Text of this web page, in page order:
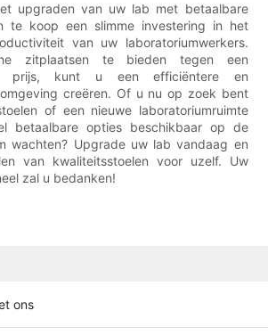
upgraden van uw lab met betaalbare
te koop een slimme investering in het
van uw laboratoriumwerkers.
zitplaatsen te bieden tegen een
prijs, kunt u een efficiëntere en
creëren. Of u nu op zoek bent
of een nieuwe laboratoriumruimte
betaalbare opties beschikbaar op de
wachten? Upgrade uw lab vandaag en
van kwaliteitsstoelen voor uzelf. Uw
zal u bedanken!
ons